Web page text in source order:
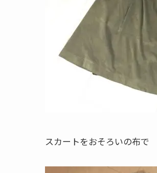
スカートをおそろいの布で